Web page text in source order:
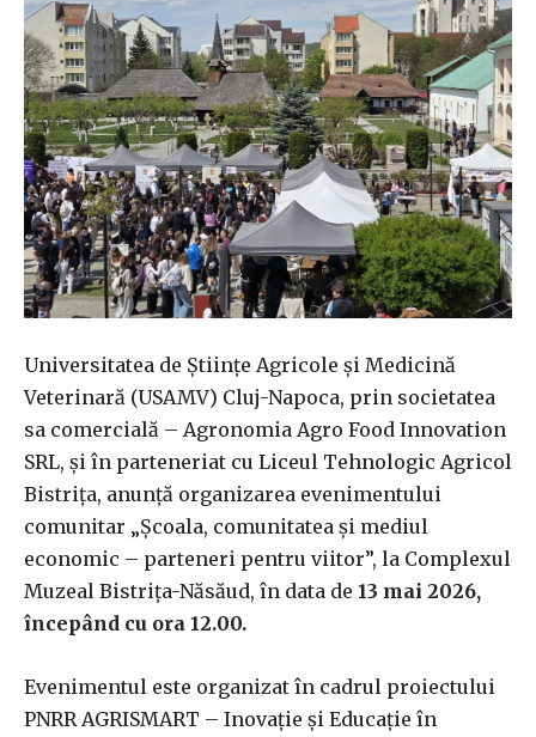
Universitatea de Științe Agricole și Medicină
Veterinară (USAMV) Cluj-Napoca, prin societatea
sa comercială – Agronomia Agro Food Innovation
SRL, și în parteneriat cu Liceul Tehnologic Agricol
Bistrița, anunță organizarea evenimentului
comunitar „Școala, comunitatea și mediul
economic – parteneri pentru viitor”, la Complexul
Muzeal Bistrița-Năsăud, în data de 13 mai 2026,
începând cu ora 12.00.
Evenimentul este organizat în cadrul proiectului
PNRR AGRISMART – Inovație și Educație în